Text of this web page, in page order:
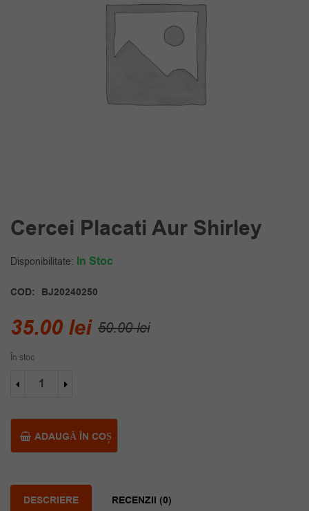
Cercei Placati Aur Shirley
Disponibilitate: In Stoc
COD: BJ20240250
50.00leiPrețul
35.00 lei
Prețul
În stoc
Cantitate
Cercei
ADAUGĂ ÎN COȘ
DESCRIERE RECENZII (0)